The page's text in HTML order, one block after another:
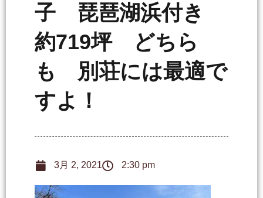
子 琵琶湖浜付き
約719坪 どちら
も 別荘には最適で
すよ！
3月 2, 2021 2:30 pm